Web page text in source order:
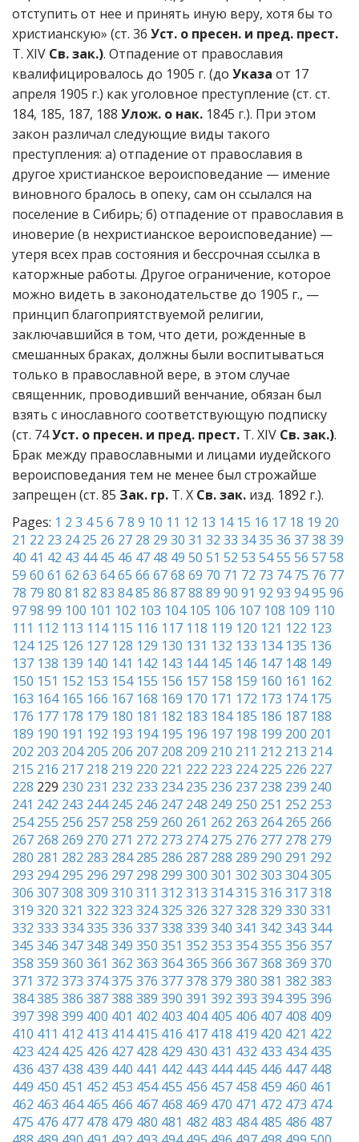
отступить от нее и принять иную веру, хотя бы то
христианскую» (ст. 36 Уст. о пресен. и пред. прест.
Т. XIV Св. зак.). Отпадение от православия
квалифицировалось до 1905 г. (до Указа от 17
апреля 1905 г.) как уголовное преступление (ст. ст.
184, 185, 187, 188 Улож. о нак. 1845 г.). При этом
закон различал следующие виды такого
преступления: а) отпадение от православия в
другое христианское вероисповедание — имение
виновного бралось в опеку, сам он ссылался на
поселение в Сибирь; б) отпадение от православия в
иноверие (в нехристианское вероисповедание) —
утеря всех прав состояния и бессрочная ссылка в
каторжные работы. Другое ограничение, которое
можно видеть в законодательстве до 1905 г., —
принцип благоприятствуемой религии,
заключавшийся в том, что дети, рожденные в
смешанных браках, должны были воспитываться
только в православной вере, в этом случае
священник, проводивший венчание, обязан был
взять с инославного соответствующую подписку
(ст. 74Уст. о пресен. и пред. прест. Т. XIV Св. зак.).
Брак между православными и лицами иудейского
вероисповедания тем не менее был строжайше
запрещен (ст. 85 Зак. гр. Т. X Св. зак. изд. 1892 г.).
Pages: 1 2 3 45 6 78 9 10 11 12 13 14 15 16 17 18 19 20
21 22 23 24 25 26 27 28 29 30 31 32 33 3435 36 3738 39
40 41 42 43 44 45 46 47 48 49 50 51 52 53 5455 56 5758
59 60 61 62 63 6465 66 6768 69 70 71 72 73 74 75 76 77
78 79 80 81 82 83 8485 86 8788 89 90 91 92 93 9495 96
9798 99 100 101 102 103 104 105 106 107 108 109 110
111 112 113 114 115 116 117 118 119 120 121 122 123
124 125 126 127 128 129 130 131 132 133 134 135 136
137 138 139 140 141 142 143 144 145 146 147 148 149
150 151 152 153 154 155 156 157 158 159 160 161 162
163 164 165 166 167 168 169 170 171 172 173 174 175
176 177 178 179 180 181 182 183 184 185 186 187 188
189 190 191 192 193 194 195 196 197 198 199 200 201
202 203 204 205 206 207 208 209 210 211 212 213 214
215 216 217 218 219 220 221 222 223 224 225 226 227
228 229 230 231 232 233 234 235 236 237 238 239 240
241 242 243 244 245 246 247 248 249 250 251 252 253
254 255 256 257 258 259 260 261 262 263 264 265 266
267 268 269 270 271 272 273 274 275 276 277 278 279
280 281 282 283 284 285 286 287 288 289 290 291 292
293 294 295 296 297 298 299 300 301 302 303 304305
306 307308 309 310 311 312 313 314315 316 317318
319 320 321 322 323 324325 326 327328 329 330 331
332 333 334335 336 337338 339 340 341 342 343 344
345 346 347348 349 350 351 352 353 354355 356 357
358 359 360 361 362 363 364365 366 367368 369 370
371 372 373 374375 376 377378 379 380 381 382 383
384385 386 387388 389 390 391 392 393 394395 396
397398 399 400 401 402 403 404 405 406 407 408 409
410 411 412 413 414 415 416 417 418 419 420 421 422
423 424 425 426 427 428 429 430 431 432 433 434 435
436 437 438 439 440 441 442 443 444 445 446 447 448
449 450 451 452 453 454 455 456 457 458 459 460 461
462 463 464 465 466 467 468 469 470 471 472 473 474
475 476 477 478 479 480 481 482 483 484 485 486 487